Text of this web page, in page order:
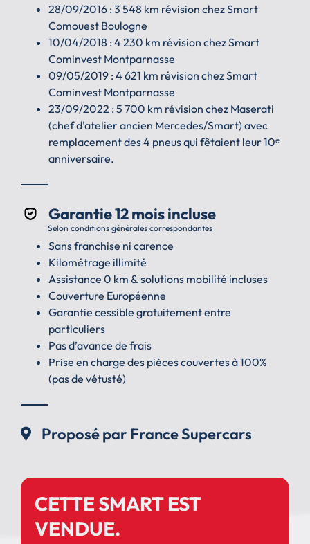
28/09/2016 : 3 548 km révision chez Smart
Comouest Boulogne
10/04/2018 : 4 230 km révision chez Smart
Cominvest Montparnasse
09/05/2019 : 4 621 km révision chez Smart
Cominvest Montparnasse
23/09/2022 : 5 700 km révision chez Maserati
(chef d'atelier ancien Mercedes/Smart) avec
remplacement des 4 pneus qui fêtaient leur 10ᵉ
anniversaire.
Garantie 12 mois incluse
Selon conditions générales correspondantes
Sans franchise ni carence
Kilométrage illimité
Assistance 0 km & solutions mobilité incluses
Couverture Européenne
Garantie cessible gratuitement entre
particuliers
Pas d’avance de frais
Prise en charge des pièces couvertes à 100%
(pas de vétusté)
Proposé par France Supercars
CETTE SMART EST
VENDUE.